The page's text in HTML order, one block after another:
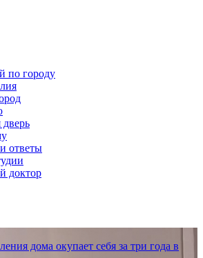
по городу
ответы
доктор
дома окупает себя за три года в